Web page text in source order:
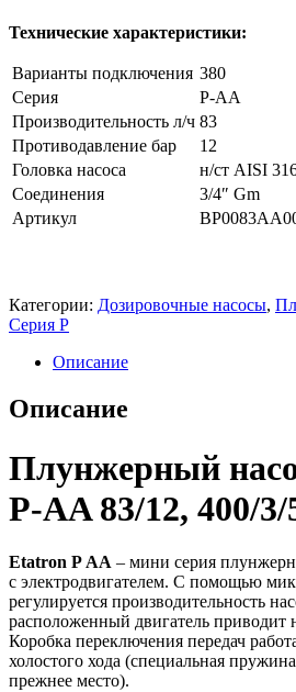
Технические характеристики:
Варианты подключения 380
Серия
P-АA
Производительность л/ч 83
Противодавление бар
12
Головка насоса
н/ст AISI
Соединения
3/4″ Gm
Артикул
Категории: Дозировочные насосы,
Серия P
Описание
Описание
Плунжерный
P-AA 83/12, 400/
Etatron P АA – мини серия
с электродвигателем. С помощью
регулируется производительность
расположенный двигатель приводит
Коробка переключения передач
холостого хода (специальная
прежнее место).